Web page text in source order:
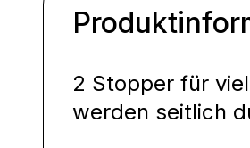
2 Stopper für
werden seitlich